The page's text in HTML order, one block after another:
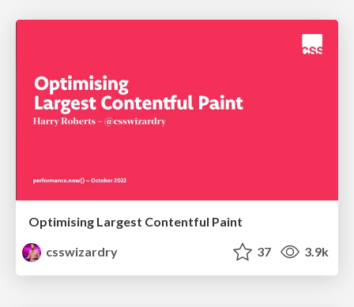
Optimising Largest Contentful Paint
csswizardry
37 3.9k